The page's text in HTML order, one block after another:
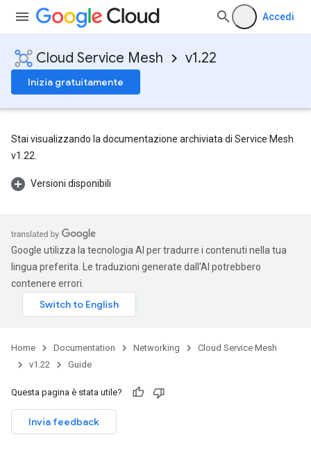
Accedi
Cloud Service Mesh v1.22
Inizia gratuitamente
Stai visualizzando la documentazione archiviata di Service Mesh
v1.22.
Versioni disponibili
Google utilizza la tecnologia AI per tradurre i contenuti nella tua
lingua preferita. Le traduzioni generate dall'AI potrebbero
contenere errori.
Home Documentation Networking
Cloud Service Mesh
v1.22
Guide
Questa pagina è stata utile?
Invia feedback